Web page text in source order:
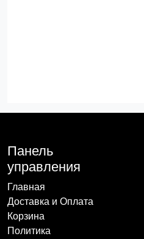
Панель
управления
Главная
Доставка и Оплата
Корзина
Политика